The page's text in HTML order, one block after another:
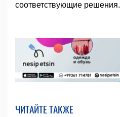
соответствующие решения.
ЧИТАЙТЕ ТАКЖЕ